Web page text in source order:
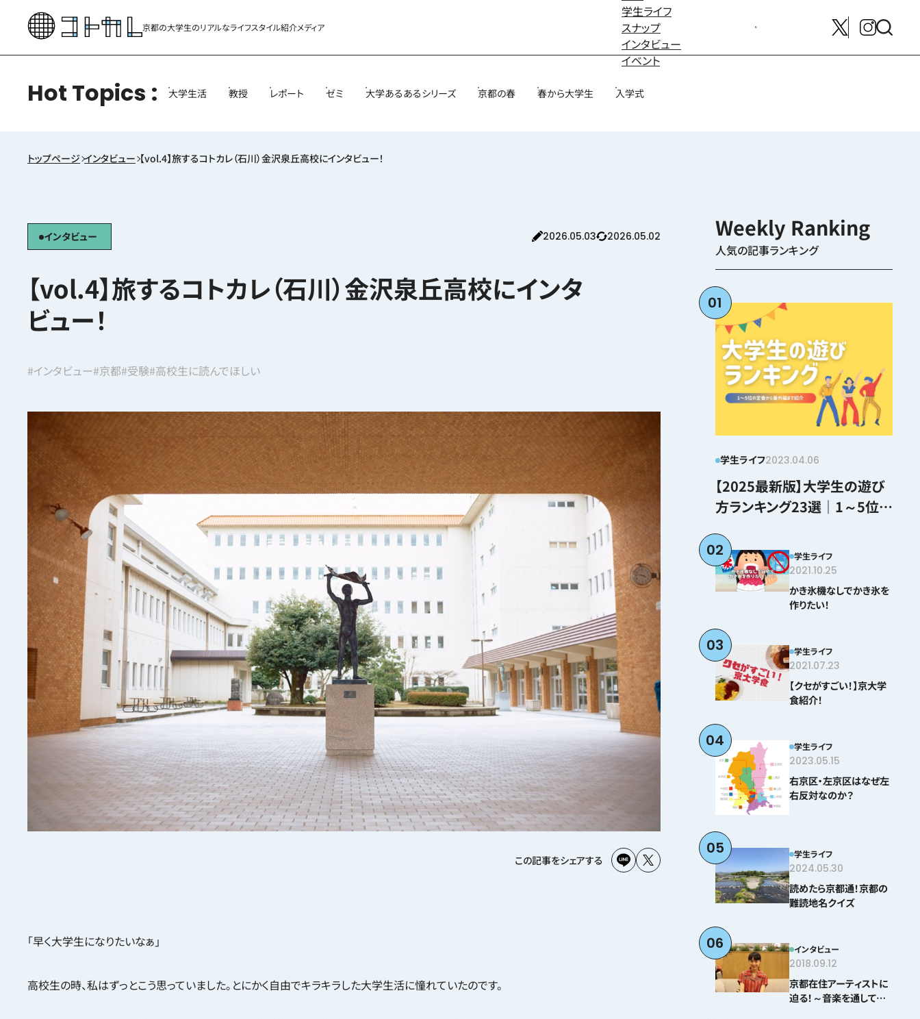
京都の大学生のリアルなライフスタイル紹介メディア
学生ライフ
スナップ
インタビュー
イベント
メンバー募集はこちら
Hot Topics 大学生活 教授 レポート ゼミ 大学あるあるシリーズ 京都の春 春から大学生 入学式
トップページ インタビュー 【vol.4】旅するコトカレ（石川）金沢泉丘高校にインタビュー！
インタビュー 2026.05.03 2026.05.02
【vol.4】旅するコトカレ（石川）金沢泉丘高校にインタ
ビュー！
#インタビュー#京都#受験#高校生に読んでほしい
この記事をシェアする
「早く大学生になりたいなぁ」
高校生の時、私はずっとこう思っていました。とにかく自由でキラキラした大学生活に憧れていたのです。
人気の記事ランキング
01
学生ライフ2023.04.06
【2025最新版】大学生の遊び
方ランキング23選｜1～5位の
02 学生ライフ
2021.10.25
かき氷機なしでかき氷を
作りたい！
03 学生ライフ
2021.07.23
【クセがすごい！】京大学
食紹介！
04 学生ライフ
2023.05.15
右京区・左京区はなぜ左
右反対なのか？
05 学生ライフ
2024.05.30
読めたら京都通！京都の
難読地名クイズ
06 インタビュー
2018.09.12
京都在住アーティストに
迫る！～音楽を通して感